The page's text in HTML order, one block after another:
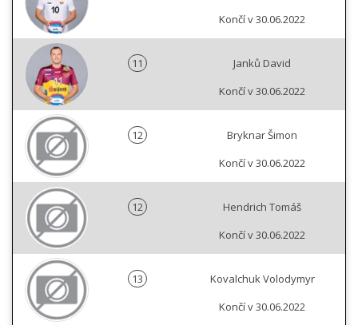
Končí v 30.06.2022
11
Janků David
Končí v 30.06.2022
12
Bryknar Šimon
Končí v 30.06.2022
12
Hendrich Tomáš
Končí v 30.06.2022
13
Kovalchuk Volodymyr
Končí v 30.06.2022